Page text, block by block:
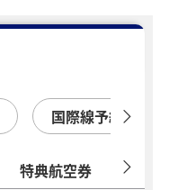
国際線予約確認
特典航空券 ホテル